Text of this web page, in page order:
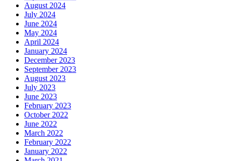
August 2024
July 2024
June 2024
May 2024
April 2024
January 2024
December 2023
September 2023
August 2023
July 2023
June 2023
February 2023
October 2022
June 2022
March 2022
February 2022
January 2022